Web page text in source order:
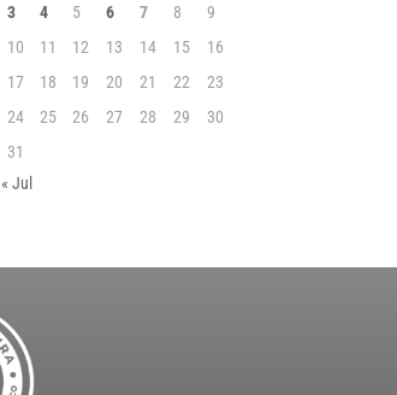
3
4 5 6 7 8
9
10
11 12 13 14 15
16
17
18 19 20 21 22
23
24
25 26 27 28 29
30
31
« Jul